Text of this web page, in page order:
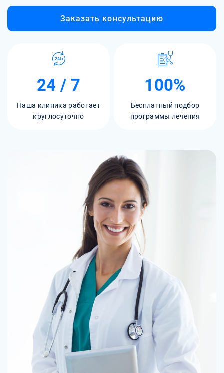
Заказать консультацию
24 / 7
Наша клиника работает
круглосуточно
100%
Бесплатный подбор
программы лечения